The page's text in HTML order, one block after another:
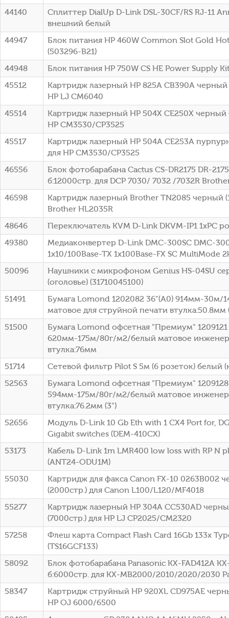
44140
Сплиттер DialUp D-Link DSL-30CF/RS RJ-11
внешний белый
44947
Блок питания HP 460W Common Slot Gold
(503296-B21)
44948
Блок питания HP 750W CS HE Power Supply
45512
Картридж лазерный HP 825A CB390A черный
HP LJ CM6040
45514
Картридж лазерный HP 504X CE250X черный
HP CM3530/CP3525
45517
Картридж лазерный HP 504A CE253A
для HP CM3530/CP3525
46556
Блок фотобарабана Cactus CS-DR2175 DR-
б:12000стр. для DCP 7030/ 7032 /7032R
46598
Картридж лазерный Brother TN2085 черный
Brother HL2035R
48646
Переключатель KVM D-Link DKVM-IP1 1xPC
49380
Медиаконвертер D-Link DMC-300SC DMC-
1x10/100Base-TX 1x100Base-FX SC MultiMode
50096
Наушники с микрофоном Genius HS-04SU
(оголовье) (31710045100)
51491
Бумага Lomond 1202082 36"(A0) 914мм-30м/
матовое для струйной печати втулка:50.8мм
51500
Бумага Lomond офсетная "Премиум" 1209121
620мм-175м/80г/м2/белый матовое
втулка:76мм
51714
Сетевой фильтр Pilot S 5м (6 розеток) белый
52563
Бумага Lomond офсетная "Премиум" 1209128
594мм-175м/80г/м2/белый матовое
втулка:76.2мм (3")
52656
Модуль D-Link 10 Gb Eth with 1 CX4 Port for,
Gigabit switches (DEM-410CX)
53173
Кабель D-Link 1m LMR400 low loss with RP N
(ANT24-ODU1M)
55030
Картридж для факса Canon FX-10 0263B002
(2000стр.) для Canon L100/L120/MF4018
55277
Картридж лазерный HP 304A CC530AD
(7000стр.) для HP LJ CP2025/CM2320
57258
Флеш карта Compact Flash Card 16Gb 133x
(TS16GCF133)
58092
Блок фотобарабана Panasonic KX-FAD412A
б:6000стр. для KX-MB2000/2010/2020/2030
58347
Картридж струйный HP 920XL CD975AE
HP OJ 6000/6500